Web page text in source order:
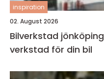
inspiration
02. August 2026
Bilverkstad jönköping så väljer du rätt
verkstad för din bil